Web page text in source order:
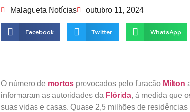
Malagueta Notícias outubro 11, 2024
Facebook Twitter WhatsApp
O número de mortos provocados pelo furacão Milton
informaram as autoridades da Flórida, à medida que
suas vidas e casas. Quase 2,5 milhões de